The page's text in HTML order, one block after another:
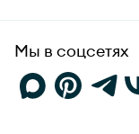
Мы в соцсетях